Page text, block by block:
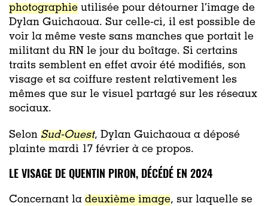
photographie utilisée pour détourner l’image de
Dylan Guichaoua. Sur celle-ci, il est possible de
voir la même veste sans manches que portait le
militant du RN le jour du boîtage. Si certains
traits semblent en effet avoir été modifiés, son
visage et sa coiffure restent relativement les
mêmes que sur le visuel partagé sur les réseaux
sociaux.
Selon Sud-Ouest, Dylan Guichaoua a déposé
plainte mardi 17 février à ce propos.
LE VISAGE DE QUENTIN PIRON, DÉCÉDÉ EN 2024
Concernant la deuxième image, sur laquelle se